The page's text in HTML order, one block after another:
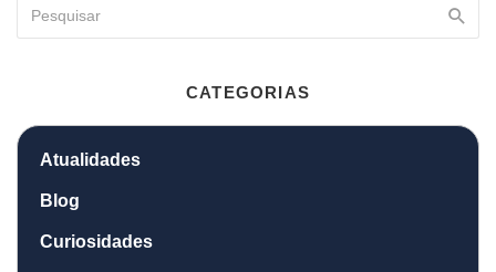
CATEGORIAS
Atualidades
Blog
Curiosidades